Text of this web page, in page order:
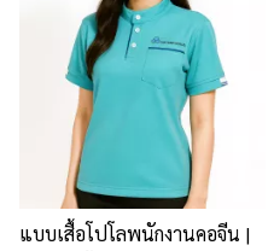
แบบเสื้อโปโลพนักงานคอจีน |